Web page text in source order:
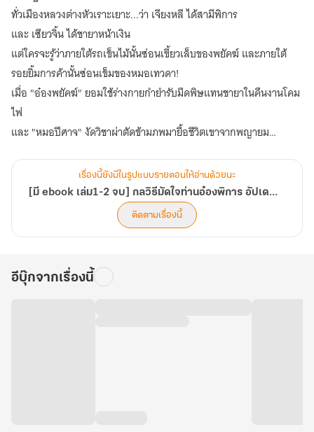
พิการ
อัปเดต
ละ
ตอน
ทั่วเมืองหลวงต่างหัวเราะเยาะ...ว่า เจียงหลี ได้สามีพิการ
และ เซียวจิ้น ได้ชายาหน้าเงิน
แต่ใครจะรู้ว่าภายใต้รถเข็นไม้นั้นซ่อนเขี้ยวเล็บของพยัคฆ์ และภายใต้
รอยยิ้มการค้านั้นซ่อนเข็มของหมอเทวดา!
เมื่อ "อ๋องพยัคฆ์" ยอมใช้ร่างกายกำยำรับมีดพิษแทนชายาในคืนงานโคม
ไฟ
และ "หมอปีศาจ" งัดวิชาผ่าตัดข้ามภพมายื้อชีวิตเขาจากพญายม
จากหนี้แค้น...สู่แผนการทวงคืนบัลลังก์!
พร้อมของขวัญแทนใจสุดเพี้ยน "มีดบินทองคำ"
เรื่องนี้ยังมีในรูปแบบรายตอนให้อ่านด้วยนะ
[มี ebook เล่ม1-2 จบ] กลวิธีมัดใจท่านอ๋องพิการ อัปเดตวันละตอน
ติดตามเรื่องนี้
อีบุ๊กจากเรื่องนี้